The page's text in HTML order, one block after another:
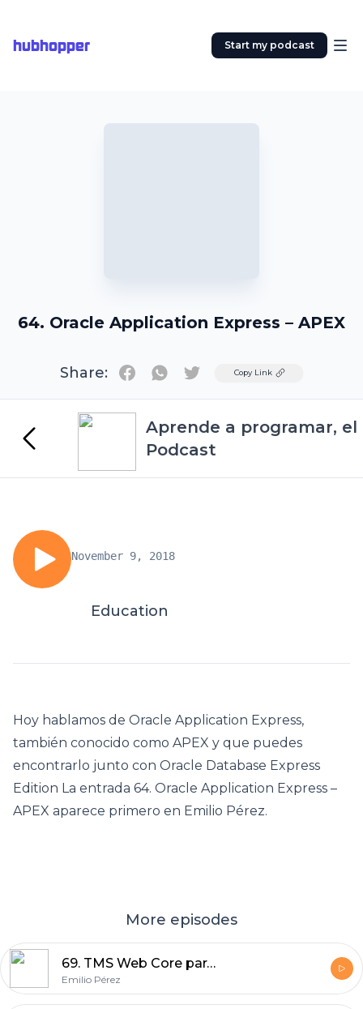
hubhopper Start my podcast
64. Oracle Application Express – APEX
Share: TwitterCopy Link
Aprende a programar, el
Podcast
November 9, 2018
Education
Hoy hablamos de Oracle Application Express,
también conocido como APEX y que puedes
encontrarlo junto con Oracle Database Express
Edition La entrada 64. Oracle Application Express –
APEX aparece primero en Emilio Pérez.
More episodes
69. TMS Web Core para principiantes
Emilio Pérez